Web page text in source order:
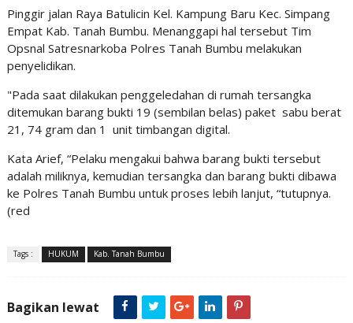
Pinggir jalan Raya Batulicin Kel. Kampung Baru Kec. Simpang
Empat Kab. Tanah Bumbu. Menanggapi hal tersebut Tim
Opsnal Satresnarkoba Polres Tanah Bumbu melakukan
penyelidikan.
"Pada saat dilakukan penggeledahan di rumah tersangka
ditemukan barang bukti 19 (sembilan belas) paket sabu berat
21, 74 gram dan 1 unit timbangan digital.
Kata Arief, “Pelaku mengakui bahwa barang bukti tersebut
adalah miliknya, kemudian tersangka dan barang bukti dibawa
ke Polres Tanah Bumbu untuk proses lebih lanjut, “tutupnya.
(red
Tags : HUKUM Kab. Tanah Bumbu
Bagikan lewat